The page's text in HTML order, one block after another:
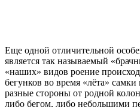
Еще одной отличительной
является так называемый
«наших» видов роение
бегунков во время «лёта»
разные стороны от родной
либо бегом, либо небольшими